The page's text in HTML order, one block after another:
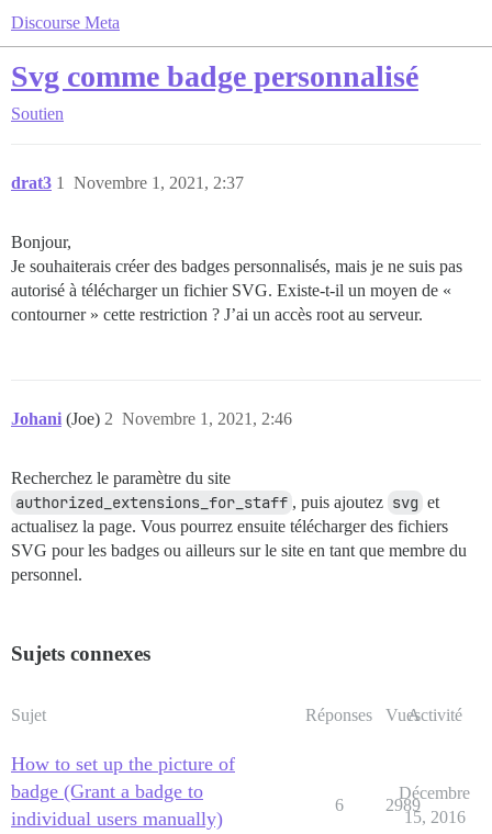
Discourse Meta
Svg comme badge personnalisé
Soutien
drat3 Novembre 1, 2021, 2:37
1
Bonjour,
Je souhaiterais créer des badges personnalisés, mais je ne suis pas
autorisé à télécharger un fichier SVG. Existe-t-il un moyen de «
contourner » cette restriction ? J’ai un accès root au serveur.
Johani (Joe) Novembre 1, 2021, 2:46
2
Recherchez le paramètre du site
authorized_extensions_for_staff , puis ajoutez svg et
actualisez la page. Vous pourrez ensuite télécharger des fichiers
SVG pour les badges ou ailleurs sur le site en tant que membre du
personnel.
Sujets connexes
Sujet Réponses VuesActivité
How to set up the picture of
badge (Grant a badge to
individual users manually)
6 2989
Décembre
15, 2016